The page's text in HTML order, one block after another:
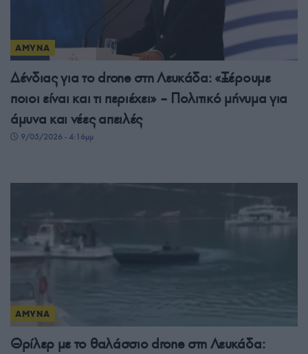
ΑΜΥΝΑ
Δένδιας για το drone στη Λευκάδα: «Ξέρουμε
ποιοι είναι και τι περιέχει» – Πολιτικό μήνυμα για
άμυνα και νέες απειλές
9/05/2026 - 4:16μμ
ΑΜΥΝΑ
Θρίλερ με το θαλάσσιο drone στη Λευκάδα: